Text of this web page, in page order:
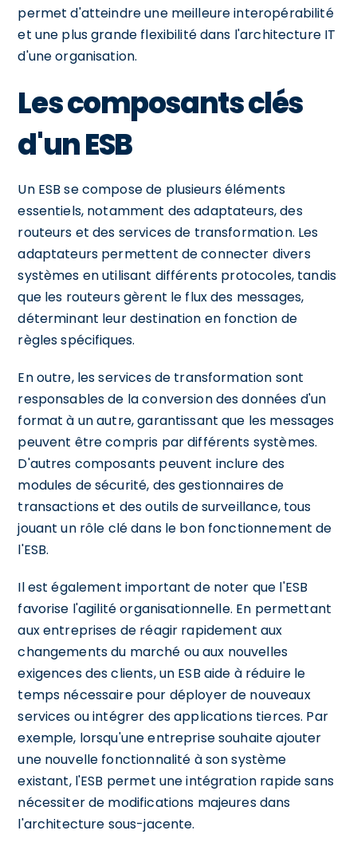
permet d'atteindre une meilleure interopérabilité
et une plus grande flexibilité dans l'architecture IT
d'une organisation.
Les composants clés
d'un ESB
Un ESB se compose de plusieurs éléments
essentiels, notamment des adaptateurs, des
routeurs et des services de transformation. Les
adaptateurs permettent de connecter divers
systèmes en utilisant différents protocoles, tandis
que les routeurs gèrent le flux des messages,
déterminant leur destination en fonction de
règles spécifiques.
En outre, les services de transformation sont
responsables de la conversion des données d'un
format à un autre, garantissant que les messages
peuvent être compris par différents systèmes.
D'autres composants peuvent inclure des
modules de sécurité, des gestionnaires de
transactions et des outils de surveillance, tous
jouant un rôle clé dans le bon fonctionnement de
l'ESB.
Il est également important de noter que l'ESB
favorise l'agilité organisationnelle. En permettant
aux entreprises de réagir rapidement aux
changements du marché ou aux nouvelles
exigences des clients, un ESB aide à réduire le
temps nécessaire pour déployer de nouveaux
services ou intégrer des applications tierces. Par
exemple, lorsqu'une entreprise souhaite ajouter
une nouvelle fonctionnalité à son système
existant, l'ESB permet une intégration rapide sans
nécessiter de modifications majeures dans
l'architecture sous-jacente.